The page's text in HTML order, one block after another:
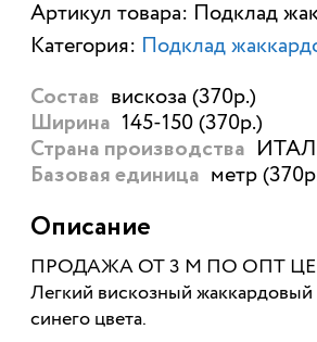
Артикул товара: Подклад
Категория: Подклад
Состав вискоза (370р.)
Ширина 145-150 (370р.)
Страна производства
Базовая единица метр
Описание
ПРОДАЖА ОТ 3 М ПО ОПТ
Легкий вискозный
синего цвета.